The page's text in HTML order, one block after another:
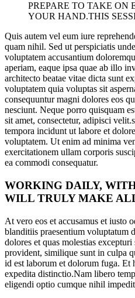
PREPARE TO TAKE ON
YOUR HAND.THIS
Quis autem vel eum iure
quam nihil. Sed ut perspiciatis
voluptatem accusantium
aperiam, eaque ipsa quae ab illo
architecto beatae vitae dicta sunt
voluptatem quia voluptas sit
consequuntur magni dolores eos
nesciunt. Neque porro quisquam
sit amet, consectetur, adipisci
tempora incidunt ut labore et
voluptatem. Ut enim ad minima
exercitationem ullam corporis
ea commodi consequatur.
WORKING DAILY,
WILL TRULY MAKE
At vero eos et accusamus et iusto
blanditiis praesentium voluptatum
dolores et quas molestias
provident, similique sunt in culpa
id est laborum et dolorum fuga. Et
expedita distinctio.Nam libero
eligendi optio cumque nihil